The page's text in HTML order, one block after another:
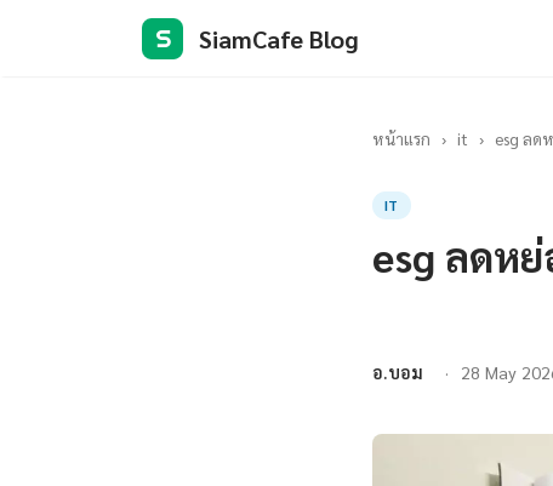
S SiamCafe Blog
หน้าแรก › it › esg ลด
IT
esg ลดห
อ.บอม 28 May